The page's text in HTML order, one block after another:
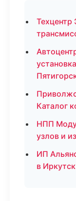
Техцентр
Каталог
НПП
узлов и
ИП
в Иркутск